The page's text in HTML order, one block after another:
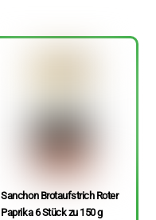
Sanchon Brotaufstrich Roter
Paprika 6 Stück zu 150 g